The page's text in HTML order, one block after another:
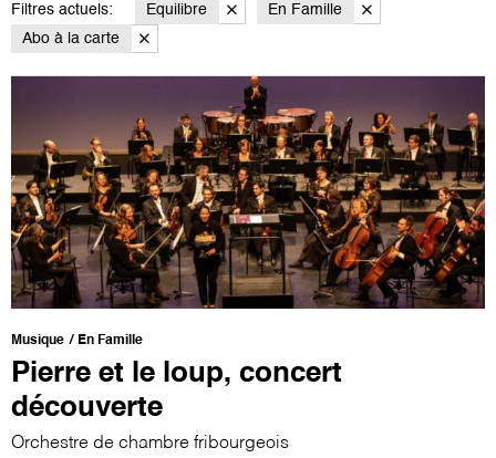
Filtres actuels: Equilibre
En Famille
Abo à la carte
Musique En Famille
Pierre et le loup, concert
découverte
Orchestre de chambre fribourgeois